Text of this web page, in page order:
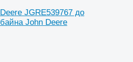
JGRE539767 до
John Deere